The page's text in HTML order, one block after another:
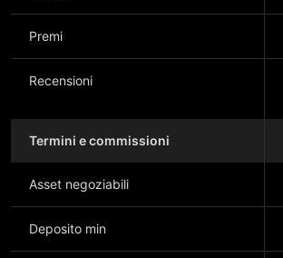
Premi
Recensioni
Termini e commissioni
Asset negoziabili
Deposito min